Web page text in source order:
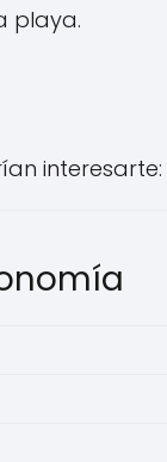
playa.
interesarte: